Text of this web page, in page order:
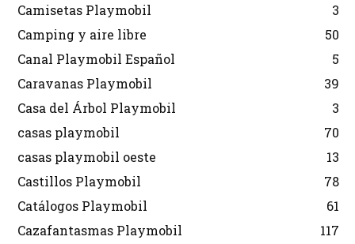
Camisetas Playmobil
3
Camping y aire libre
50
Canal Playmobil Español
5
Caravanas Playmobil
39
Casa del Árbol Playmobil
3
casas playmobil
70
casas playmobil oeste
13
Castillos Playmobil
78
Catálogos Playmobil
61
Cazafantasmas Playmobil
117